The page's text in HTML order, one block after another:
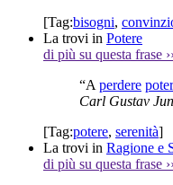
[Tag:bisogni,
La trovi in Potere
di più su questa frase
“A perdere
Carl Gustav
[Tag:potere, serenità]
La trovi in Ragione e
di più su questa frase